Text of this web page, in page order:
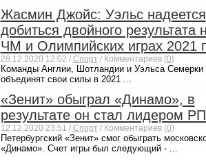
Жасмин Джойс: Уэльс надеется
добиться двойного результата
ЧМ и Олимпийских играх 2021
28.12.2020 12:02 / Спорт / Комментариев (0)
Команды Англии, Шотландии и Уэльса Семерки
объединят свои силы в 2021 ...
«Зенит» обыграл «Динамо», в
результате он стал лидером
12.12.2020 23:51 / Спорт / Комментариев (0)
Петербургский «Зенит» смог обыграть
«Динамо». Счет игры был следующий - ...